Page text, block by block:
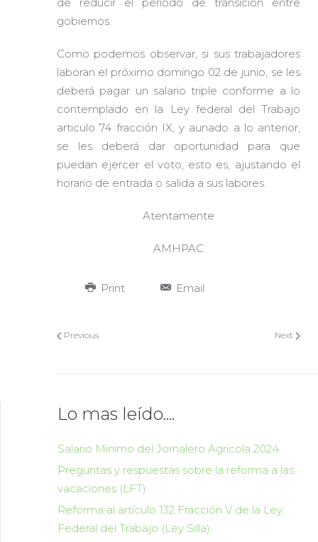
gobiernos.
Como podemos observar, si sus trabajadores
laboran el próximo domingo 02 de junio, se les
deberá pagar un salario triple conforme a lo
contemplado en la Ley federal del Trabajo
articulo 74 fracción IX, y aunado a lo anterior,
se les deberá dar oportunidad para que
puedan ejercer el voto, esto es, ajustando el
horario de entrada o salida a sus labores.
Atentamente
AMHPAC
Print Email
Previous Next
Lo mas leído....
Salario Mínimo del Jornalero Agrícola 2024
Preguntas y respuestas sobre la reforma a las
vacaciones (LFT)
Reforma al artículo 132 Fracción V de la Ley
Federal del Trabajo (Ley Silla)